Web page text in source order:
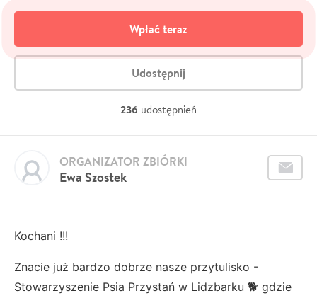
Wpłać teraz
Udostępnij
236 udostępnień
Ewa Szostek
ORGANIZATOR ZBIÓRKI
Kochani !!!
Znacie już bardzo dobrze nasze przytulisko -
Stowarzyszenie Psia Przystań w Lidzbarku 🐕 gdzie